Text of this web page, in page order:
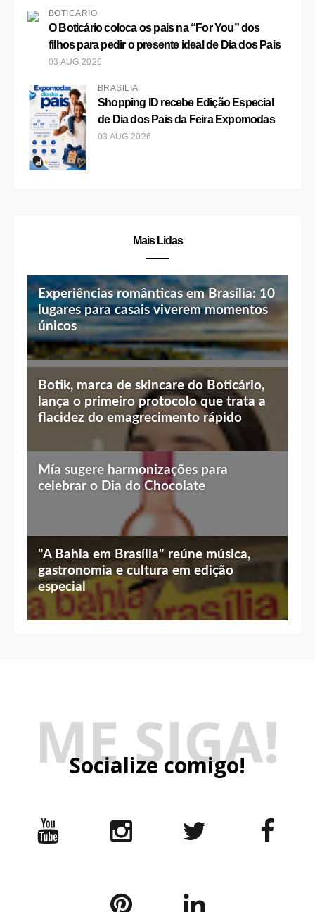
BOTICÁRIO
O Boticário coloca os pais na “For You” dos
filhos para pedir o presente ideal de Dia dos Pais
03 AUG 2026
BRASÍLIA
Shopping ID recebe Edição Especial
de Dia dos Pais da Feira Expomodas
03 AUG 2026
Mais Lidas
Experiências românticas em Brasília: 10
lugares para casais viverem momentos
únicos
Top 10 jantares românticos em Brasília:
luz baixa, vista linda e menu especial
Botik, marca de skincare do Boticário,
lança o primeiro protocolo que trata a
flacidez do emagrecimento rápido
Mía sugere harmonizações para
celebrar o Dia do Chocolate
"A Bahia em Brasília" reúne música,
gastronomia e cultura em edição
especial
ME SIGA!
Socialize comigo!